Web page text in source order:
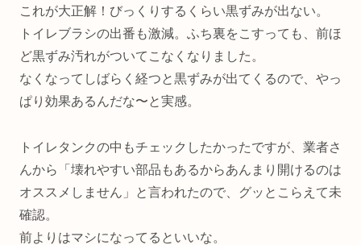
これが大正解！びっくりするくらい黒ずみが出ない。
トイレブラシの出番も激減。ふち裏をこすっても、前ほ
ど黒ずみ汚れがついてこなくなりました。
なくなってしばらく経つと黒ずみが出てくるので、やっ
ぱり効果あるんだな〜と実感。
トイレタンクの中もチェックしたかったですが、業者さ
んから「壊れやすい部品もあるからあんまり開けるのは
オススメしません」と言われたので、グッとこらえて未
確認。
前よりはマシになってるといいな。